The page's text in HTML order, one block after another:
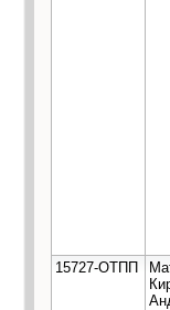
15727-ОТПП